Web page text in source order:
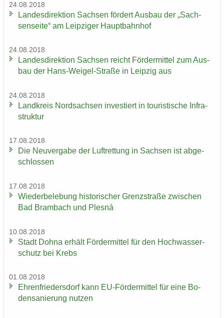
24.08.2018
Lan­des­di­rek­ti­on Sach­sen för­dert Aus­bau der „Sach­
sen­sei­te“ am Leip­zi­ger Haupt­bahn­hof
24.08.2018
Lan­des­di­rek­ti­on Sach­sen reicht För­der­mit­tel zum Aus­
bau der Hans-​Weigel-Straße in Leip­zig aus
24.08.2018
Land­kreis Nord­sach­sen in­ves­tiert in tou­ris­ti­sche In­fra­
struk­tur
17.08.2018
Die Neu­ver­ga­be der Luft­ret­tung in Sach­sen ist ab­ge­
schlos­sen
17.08.2018
Wie­der­be­le­bung his­to­ri­scher Grenz­stra­ße zwi­schen
Bad Brambach und Plesná
10.08.2018
Stadt Dohna er­hält För­der­mit­tel für den Hoch­was­ser­
schutz bei Krebs
01.08.2018
Eh­ren­frie­ders­dorf kann EU-​Fördermittel für eine Bo­
den­sa­nie­rung nut­zen